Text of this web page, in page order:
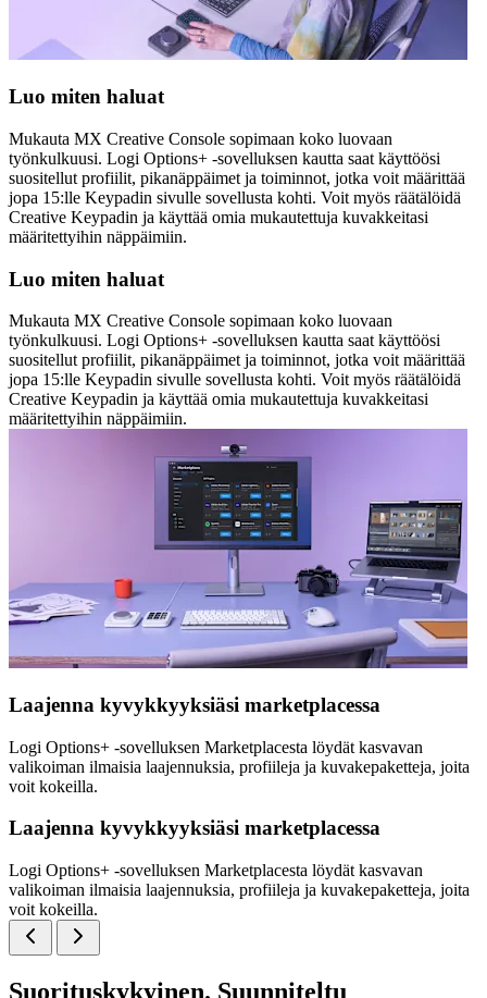
Luo miten haluat
Mukauta MX Creative Console sopimaan koko luovaan
työnkulkuusi. Logi Options+ -sovelluksen kautta saat käyttöösi
suositellut profiilit, pikanäppäimet ja toiminnot, jotka voit määrittää
jopa 15:lle Keypadin sivulle sovellusta kohti. Voit myös räätälöidä
Creative Keypadin ja käyttää omia mukautettuja kuvakkeitasi
määritettyihin näppäimiin.
Luo miten haluat
Mukauta MX Creative Console sopimaan koko luovaan
työnkulkuusi. Logi Options+ -sovelluksen kautta saat käyttöösi
suositellut profiilit, pikanäppäimet ja toiminnot, jotka voit määrittää
jopa 15:lle Keypadin sivulle sovellusta kohti. Voit myös räätälöidä
Creative Keypadin ja käyttää omia mukautettuja kuvakkeitasi
määritettyihin näppäimiin.
Laajenna kyvykkyyksiäsi marketplacessa
Logi Options+ -sovelluksen Marketplacesta löydät kasvavan
valikoiman ilmaisia laajennuksia, profiileja ja kuvakepaketteja, joita
voit kokeilla.
Laajenna kyvykkyyksiäsi marketplacessa
Logi Options+ -sovelluksen Marketplacesta löydät kasvavan
valikoiman ilmaisia laajennuksia, profiileja ja kuvakepaketteja, joita
voit kokeilla.
Suorituskykyinen. Suunniteltu